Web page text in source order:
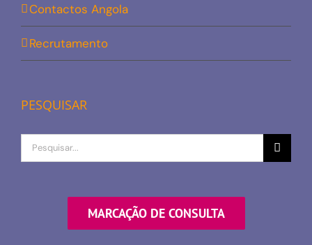
Contactos Angola
Recrutamento
PESQUISAR
Procurar
por
MARCAÇÃO DE CONSULTA